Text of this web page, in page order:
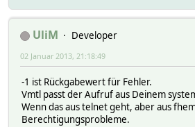
UliM
Developer
02 Januar 2013, 21:18:49
-1 ist Rückgabewert für Fehler.
Vmtl passt der Aufruf aus Deinem
Wenn das aus telnet geht, aber aus
Berechtigungsprobleme.